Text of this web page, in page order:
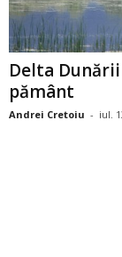
Delta
pământ
Andrei Cretoiu - iul.